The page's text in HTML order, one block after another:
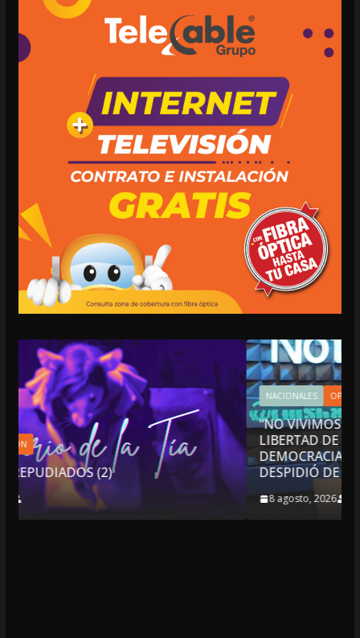
NACIONALES OPINIÓN
“NO VIVIMOS BUENOS TIEMPOS PARA LA
LIBERTAD DE EXPRESIÓN NI PARA LA
DEMOCRACIA EN MÉXICO”: LUIS CÁRDENAS;
DESPIDIÓ DE MVS
8 agosto, 2026